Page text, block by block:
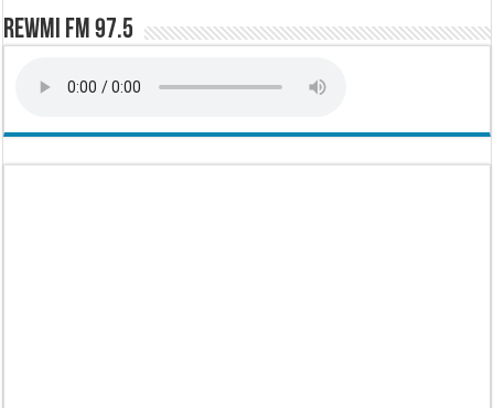
Rewmi FM 97.5